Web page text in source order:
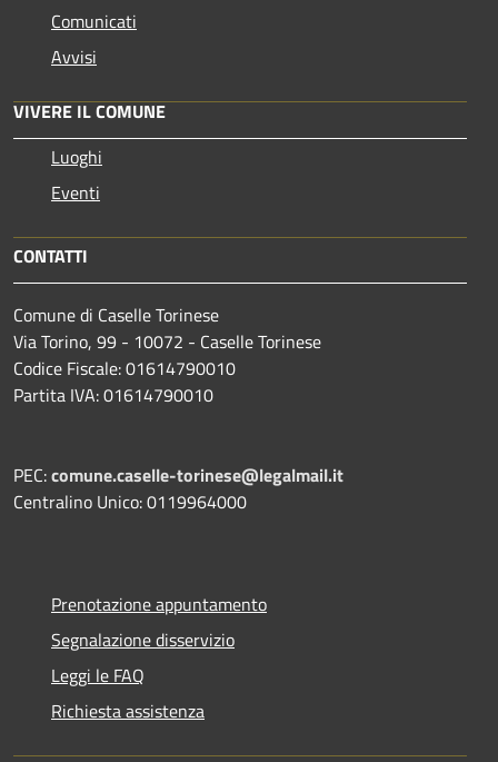
Comunicati
Avvisi
VIVERE IL COMUNE
Luoghi
Eventi
CONTATTI
Comune di Caselle Torinese
Via Torino, 99 - 10072 - Caselle Torinese
Codice Fiscale: 01614790010
Partita IVA: 01614790010
PEC:comune.caselle-torinese@legalmail.it
Centralino Unico: 0119964000
Prenotazione appuntamento
Segnalazione disservizio
Leggi le FAQ
Richiesta assistenza